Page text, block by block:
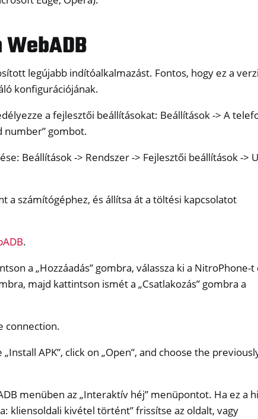
legújabb indítóalkalmazást. Fontos, hogy ez a
konfigurációjának.
a fejlesztői beállításokat: Beállítások -> A
number” gombot.
Beállítások -> Rendszer -> Fejlesztői beállítások ->
a számítógéphez, és állítsa át a töltési kapcsolatot
.
a „Hozzáadás” gombra, válassza ki a NitroPhone-t
majd kattintson ismét a „Csatlakozás” gombra a
connection.
APK”, click on „Open”, and choose the
menüben az „Interaktív héj” menüpontot. Ha ez a
kliensoldali kivétel történt” frissítse az oldalt, vagy